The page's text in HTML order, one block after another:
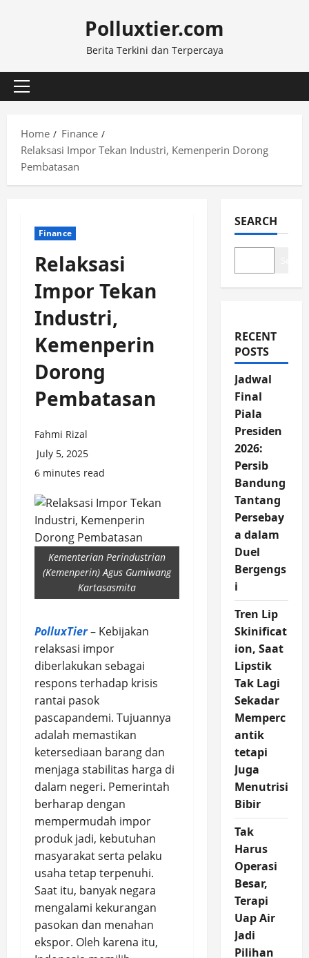
Polluxtier.com
Berita Terkini dan Terpercaya
Primary
Home
Finance
Relaksasi Impor Tekan Industri, Kemenperin Dorong
Pembatasan
Finance
Relaksasi
Impor Tekan
Industri,
Kemenperin
Dorong
Pembatasan
Fahmi Rizal
July 5, 2025
6 minutes read
Kementerian Perindustrian
(Kemenperin) Agus Gumiwang
Kartasasmita
PolluxTier– Kebijakan
relaksasi impor
diberlakukan sebagai
respons terhadap krisis
rantai pasok
pascapandemi. Tujuannya
adalah memastikan
ketersediaan barang dan
menjaga stabilitas harga di
dalam negeri. Pemerintah
berharap dengan
mempermudah impor
produk jadi, kebutuhan
masyarakat serta pelaku
usaha tetap terpenuhi.
Saat itu, banyak negara
mengalami kekurangan
pasokan dan menahan
ekspor. Oleh karena itu,
SEARCH
RECENT
POSTS
Jadwal
Final
Piala
Presiden
2026:
Persib
Bandung
Tantang
Persebay
a dalam
Duel
Bergengs
i
Tren Lip
Skinificat
ion, Saat
Lipstik
Tak Lagi
Sekadar
Memperc
antik
tetapi
Juga
Menutrisi
Bibir
Tak
Harus
Operasi
Besar,
Terapi
Uap Air
Jadi
Pilihan